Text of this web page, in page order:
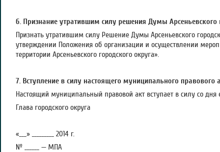
6. Признание утратившим силу решения Думы Арсеньевского
Признать утратившим силу Решение Думы Арсеньевского
утверждении Положения об организации и осуществлении
территории Арсеньевского городского округа».
7. Вступление в силу настоящего муниципального правового
Настоящий муниципальный правовой акт вступает в силу со
Глава городского округа А.А.
«___» _________ 2014 г.
№ ______ — МПА